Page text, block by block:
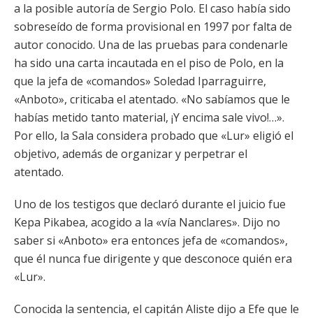
a la posible autoría de Sergio Polo. El caso había sido
sobreseído de forma provisional en 1997 por falta de
autor conocido. Una de las pruebas para condenarle
ha sido una carta incautada en el piso de Polo, en la
que la jefa de «comandos» Soledad Iparraguirre,
«Anboto», criticaba el atentado. «No sabíamos que le
habías metido tanto material, ¡Y encima sale vivo!…».
Por ello, la Sala considera probado que «Lur» eligió el
objetivo, además de organizar y perpetrar el
atentado.
Uno de los testigos que declaró durante el juicio fue
Kepa Pikabea, acogido a la «vía Nanclares». Dijo no
saber si «Anboto» era entonces jefa de «comandos»,
que él nunca fue dirigente y que desconoce quién era
«Lur».
Conocida la sentencia, el capitán Aliste dijo a Efe que le